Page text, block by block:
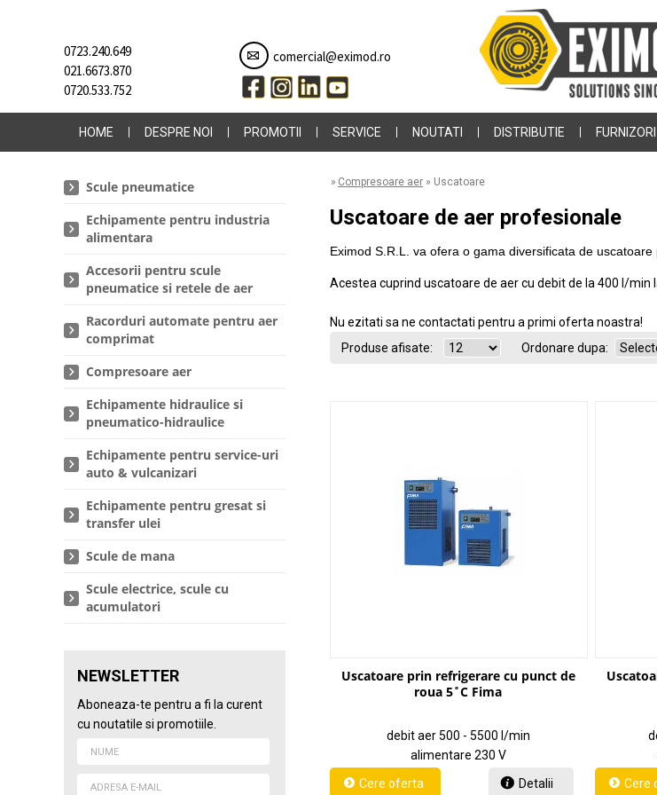
0723.240.649
021.6673.870
0720.533.752
comercial@eximod.ro
HOME DESPRE NOI PROMOTII SERVICE NOUTATI DISTRIBUTIE FURNIZORI
Scule pneumatice
Echipamente pentru industria
alimentara
Accesorii pentru scule
pneumatice si retele de aer
Racorduri automate pentru aer
comprimat
Compresoare aer
Echipamente hidraulice si
pneumatico-hidraulice
Echipamente pentru service-uri
auto & vulcanizari
Echipamente pentru gresat si
transfer ulei
Scule de mana
Scule electrice, scule cu
acumulatori
NEWSLETTER
Aboneaza-te pentru a fi la curent
cu noutatile si promotiile.
» Compresoare aer » Uscatoare
Uscatoare de aer profesionale
Eximod S.R.L. va ofera o gama diversificata de
Acestea cuprind uscatoare de aer cu debit de la 400 l/min
Nu ezitati sa ne contactati pentru a primi oferta noastra!
Produse afisate:
Ordonare dupa:
Uscatoare prin refrigerare cu punct de
roua 5˚C Fima
debit aer 500 - 5500 l/min
alimentare 230 V
Detalii